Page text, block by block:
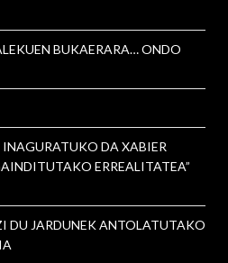
BUKAERARA… ONDO
DA XABIER
ERREALITATEA”
DU JARDUNEK ANTOLATUTAKO